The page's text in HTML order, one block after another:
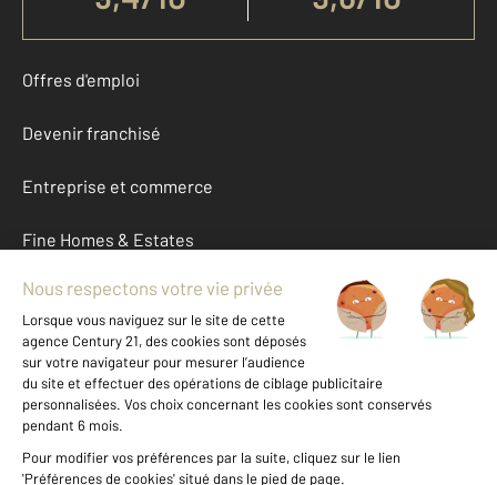
Offres d'emploi
Devenir franchisé
Entreprise et commerce
Fine Homes & Estates
À propos
International
Nous contacter